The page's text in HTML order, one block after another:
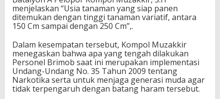
menjelaskan “Usia tanaman yang siap panen
ditemukan dengan tinggi tanaman variatif, antara
150 Cm sampai dengan 250 Cm”,.
Dalam kesempatan tersebut, Kompol Muzakkir
menegaskan bahwa apa yang tengah dilakukan
Personel Brimob saat ini merupakan implementasi
Undang-Undang No. 35 Tahun 2009 tentang
Narkotika serta untuk menjaga generasi muda agar
tidak terpengaruh dengan batang haram tersebut.